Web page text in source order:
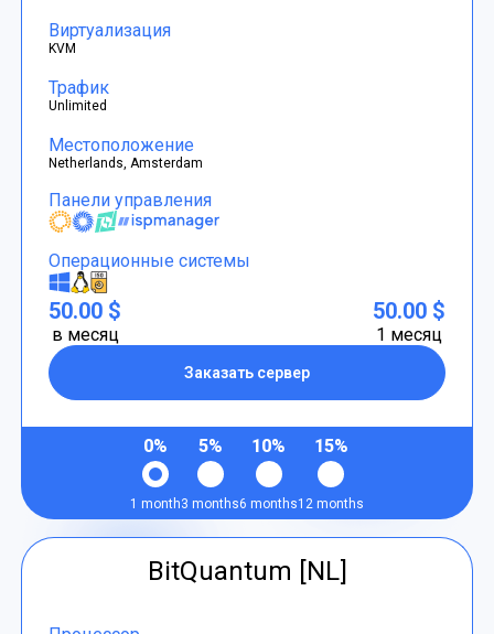
Виртуализация
KVM
Трафик
Unlimited
Местоположение
Netherlands, Amsterdam
Панели управления
Операционные системы
50.00 $
в месяц
Заказать сервер
50.00 $
1 месяц
0%
1 month
5%
3 months
10%
6 months
15%
12 months
BitQuantum [NL]